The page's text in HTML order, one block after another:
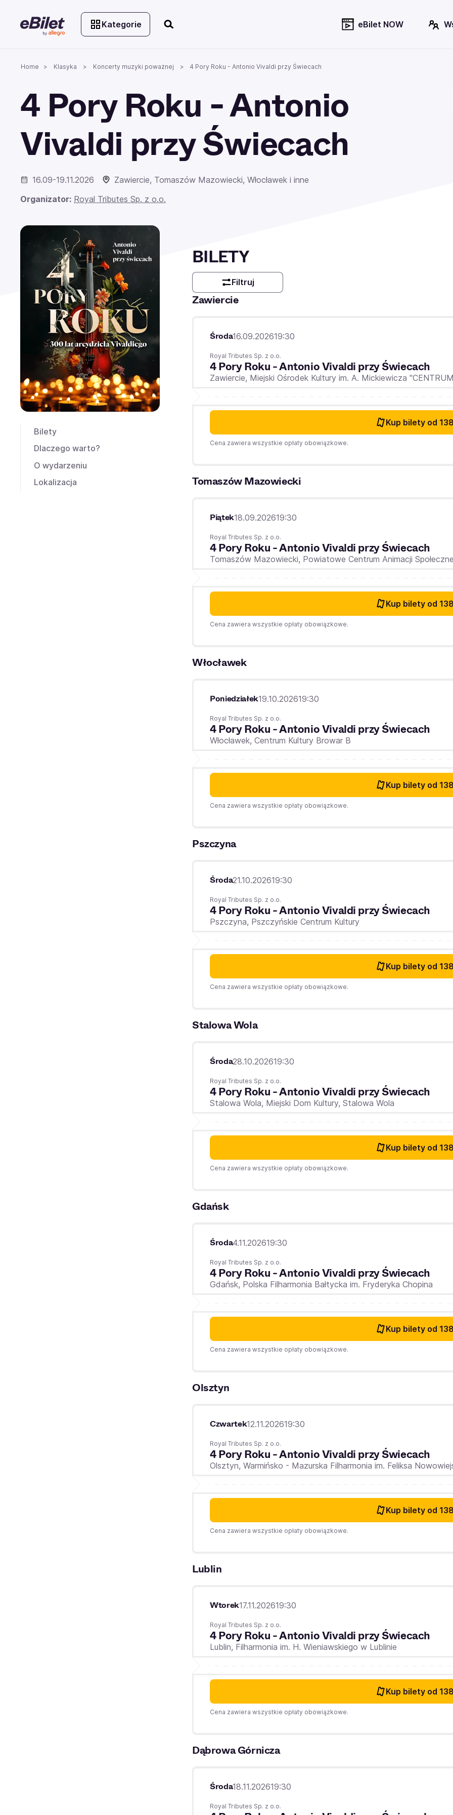
Kategorie eBilet NOW
Home Klasyka Koncerty muzyki poważnej 4 Pory Roku - Antonio Vivaldi przy Świecach
4 Pory Roku - Antonio
Vivaldi przy Świecach
16.09-19.11.2026
Zawiercie, Tomaszów Mazowiecki, Włocławek i inne
Organizator: Royal Tributes Sp. z o.o.
Bilety
Dlaczego warto?
O wydarzeniu
Lokalizacja
BILETY
Filtruj
Zawiercie
Środa16.09.202619:30
Royal Tributes Sp. z o.o.
4 Pory Roku - Antonio Vivaldi przy Świecach
Zawiercie, Miejski Ośrodek Kultury im. A. Mickiewicza
Kup bilety od
Cena zawiera wszystkie opłaty obowiązkowe.
Tomaszów Mazowiecki
Piątek18.09.202619:30
Royal Tributes Sp. z o.o.
4 Pory Roku - Antonio Vivaldi przy Świecach
Tomaszów Mazowiecki, Powiatowe Centrum Animacji
Kup bilety od
Cena zawiera wszystkie opłaty obowiązkowe.
Włocławek
Poniedziałek19.10.202619:30
Royal Tributes Sp. z o.o.
4 Pory Roku - Antonio Vivaldi przy Świecach
Włocławek, Centrum Kultury Browar B
Kup bilety od
Cena zawiera wszystkie opłaty obowiązkowe.
Pszczyna
Środa21.10.202619:30
Royal Tributes Sp. z o.o.
4 Pory Roku - Antonio Vivaldi przy Świecach
Pszczyna, Pszczyńskie Centrum Kultury
Kup bilety od
Cena zawiera wszystkie opłaty obowiązkowe.
Stalowa Wola
Środa28.10.202619:30
Royal Tributes Sp. z o.o.
4 Pory Roku - Antonio Vivaldi przy Świecach
Stalowa Wola, Miejski Dom Kultury, Stalowa Wola
Kup bilety od
Cena zawiera wszystkie opłaty obowiązkowe.
Gdańsk
Środa4.11.202619:30
Royal Tributes Sp. z o.o.
4 Pory Roku - Antonio Vivaldi przy Świecach
Gdańsk, Polska Filharmonia Bałtycka im. Fryderyka Chopina
Kup bilety od
Cena zawiera wszystkie opłaty obowiązkowe.
Olsztyn
Czwartek12.11.202619:30
Royal Tributes Sp. z o.o.
4 Pory Roku - Antonio Vivaldi przy Świecach
Olsztyn, Warmińsko - Mazurska Filharmonia im. Feliksa
Kup bilety od
Cena zawiera wszystkie opłaty obowiązkowe.
Lublin
Wtorek17.11.202619:30
Royal Tributes Sp. z o.o.
4 Pory Roku - Antonio Vivaldi przy Świecach
Lublin, Filharmonia im. H. Wieniawskiego w Lublinie
Kup bilety od
Cena zawiera wszystkie opłaty obowiązkowe.
Dąbrowa Górnicza
Środa18.11.202619:30
Royal Tributes Sp. z o.o.